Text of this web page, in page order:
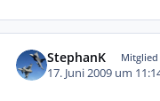
StephanK Mitglied
17. Juni 2009 um